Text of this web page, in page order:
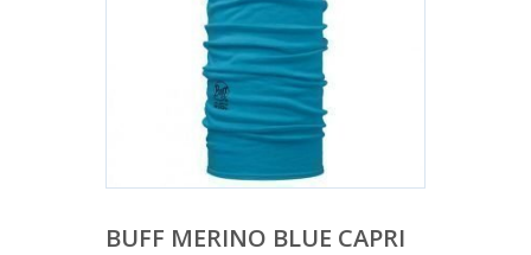
BUFF MERINO BLUE CAPRI